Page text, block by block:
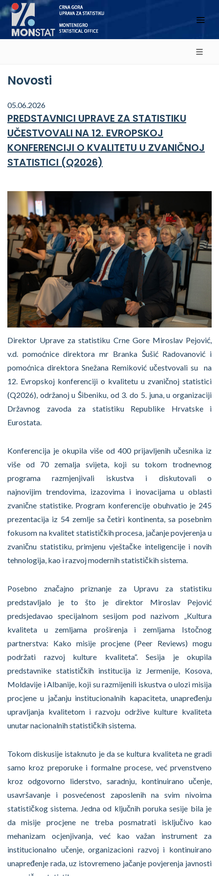
Novosti
05.06.2026
PREDSTAVNICI UPRAVE ZA STATISTIKU
UČESTVOVALI NA 12. EVROPSKOJ
KONFERENCIJI O KVALITETU U ZVANIČNOJ
STATISTICI (Q2026)
Direktor Uprave za statistiku Crne Gore Miroslav Pejović,
v.d. pomoćnice direktora mr Branka Šušić Radovanović i
pomoćnica direktora Snežana Remiković učestvovali su na
12. Evropskoj konferenciji o kvalitetu u zvaničnoj statistici
(Q2026), održanoj u Šibeniku, od 3. do 5. juna, u organizaciji
Državnog zavoda za statistiku Republike Hrvatske i
Eurostata.
Konferencija je okupila više od 400 prijavljenih učesnika iz
više od 70 zemalja svijeta, koji su tokom trodnevnog
programa razmjenjivali iskustva i diskutovali o
najnovijim trendovima, izazovima i inovacijama u oblasti
zvanične statistike. Program konferencije obuhvatio je 245
prezentacija iz 54 zemlje sa četiri kontinenta, sa posebnim
fokusom na kvalitet statističkih procesa, jačanje povjerenja u
zvaničnu statistiku, primjenu vještačke inteligencije i novih
tehnologija, kao i razvoj modernih statističkih sistema.
Posebno značajno priznanje za Upravu za statistiku
predstavljalo je to što je direktor Miroslav Pejović
predsjedavao specijalnom sesijom pod nazivom „Kultura
kvaliteta u zemljama proširenja i zemljama Istočnog
partnerstva: Kako misije procjene (Peer Reviews) mogu
podržati razvoj kulture kvaliteta“. Sesija je okupila
predstavnike statističkih institucija iz Jermenije, Kosova,
Moldavije i Albanije, koji su razmijenili iskustva o ulozi misija
procjene u jačanju institucionalnih kapaciteta, unapređenju
upravljanja kvalitetom i razvoju održive kulture kvaliteta
unutar nacionalnih statističkih sistema.
Tokom diskusije istaknuto je da se kultura kvaliteta ne gradi
samo kroz preporuke i formalne procese, već prvenstveno
kroz odgovorno liderstvo, saradnju, kontinuirano učenje,
usavršavanje i posvećenost zaposlenih na svim nivoima
statističkog sistema. Jedna od ključnih poruka sesije bila je
da misije procjene ne treba posmatrati isključivo kao
mehanizam ocjenjivanja, već kao važan instrument za
institucionalno učenje, organizacioni razvoj i kontinuirano
unapređenje rada, uz istovremeno jačanje povjerenja javnosti